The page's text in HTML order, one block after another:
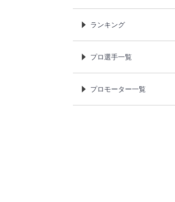
ランキング
プロ選手一覧
プロモーター一覧